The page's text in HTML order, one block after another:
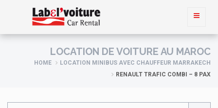
LOCATION DE VOITURE AU MAROC
HOME
LOCATION MINIBUS AVEC CHAUFFEUR MARRAKECH
RENAULT TRAFIC COMBI – 8 PAX